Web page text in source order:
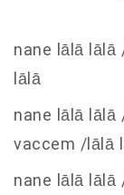
nane lālā
lālā
nane lālā
vaccem /lālā
nane lālā